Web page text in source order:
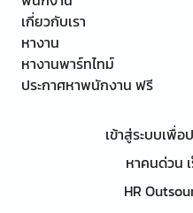
เกี่ยวกับเรา
หางาน
หางานพาร์ทไทม์
ประกาศหาพนักงาน ฟรี
เข้าสู่ระบบเพื่
หาคนด่วน
HR